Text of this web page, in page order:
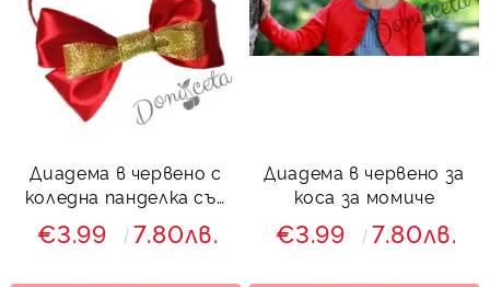
Диадема в червено с
коледна панделка със
златисто
€3.99 7.80лв.
Диадема в червено за
коса за момиче
€3.99 7.80лв.